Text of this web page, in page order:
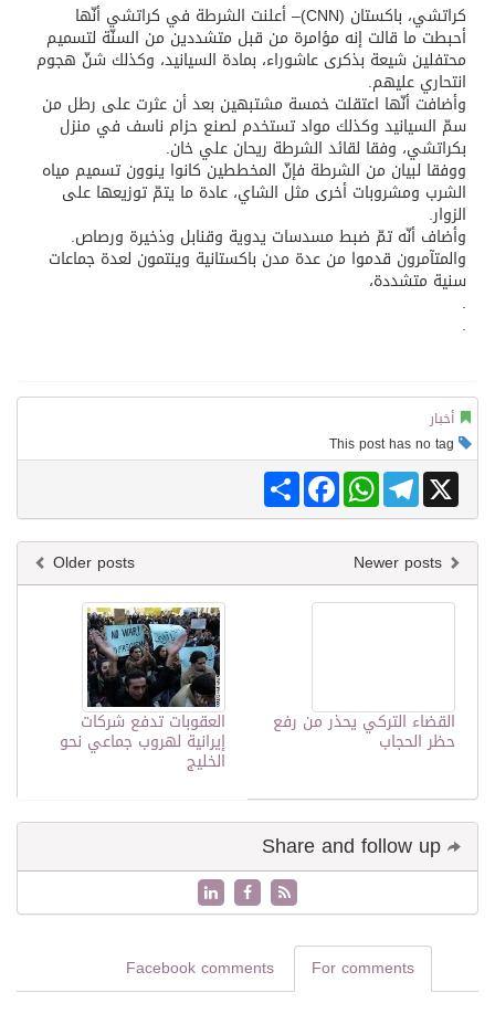
ثلة من الضابطات في الجييش الكويتي
كسوة الكعبة تعتلي البيت العتيق
كراتشي، باكستان (CNN)– أعلنت الشرطة في كراتشي أنّها
أحبطت ما قالت إنه مؤامرة من قبل متشددين من السنّة لتسميم
محتفلين شيعة بذكرى عاشوراء، بمادة السيانيد، وكذلك شنّ هجوم
انتحاري عليهم.
وأضافت أنّها اعتقلت خمسة مشتبهين بعد أن عثرت على رطل من
سمّ السيانيد وكذلك مواد تستخدم لصنع حزام ناسف في منزل
بكراتشي، وفقا لقائد الشرطة ريحان علي خان.
ووفقا لبيان من الشرطة فإنّ المخططين كانوا ينوون تسميم مياه
الشرب ومشروبات أخرى مثل الشاي، عادة ما يتمّ توزيعها على
الزوار.
وأضاف أنّه تمّ ضبط مسدسات يدوية وقنابل وذخيرة ورصاص.
والمتآمرون قدموا من عدة مدن باكستانية وينتمون لعدة جماعات
سنية متشددة،
.
.
أخبار
Share
FacebookWhatsAppTelegram X
Older posts
العقوبات تدفع شركات
إيرانية لهروب جماعي نحو
الخليج
القضاء التركي يحذر من رفع
حظر الحجاب
For comments
Facebook comments